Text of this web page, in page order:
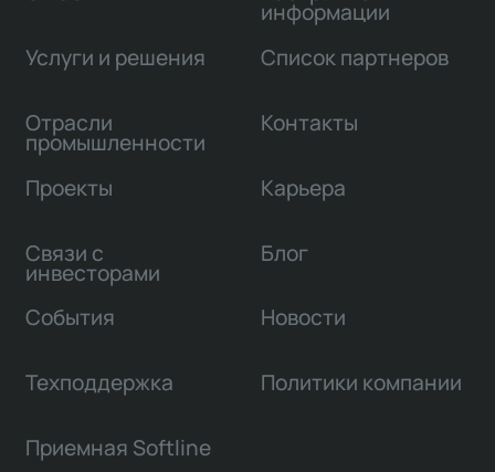
Услуги и решения
Отрасли
промышленности
Проекты
Связи с
инвесторами
информации
Список партнеров
Контакты
Карьера
Блог
События Новости
Техподдержка Политики компании
Приемная Softline